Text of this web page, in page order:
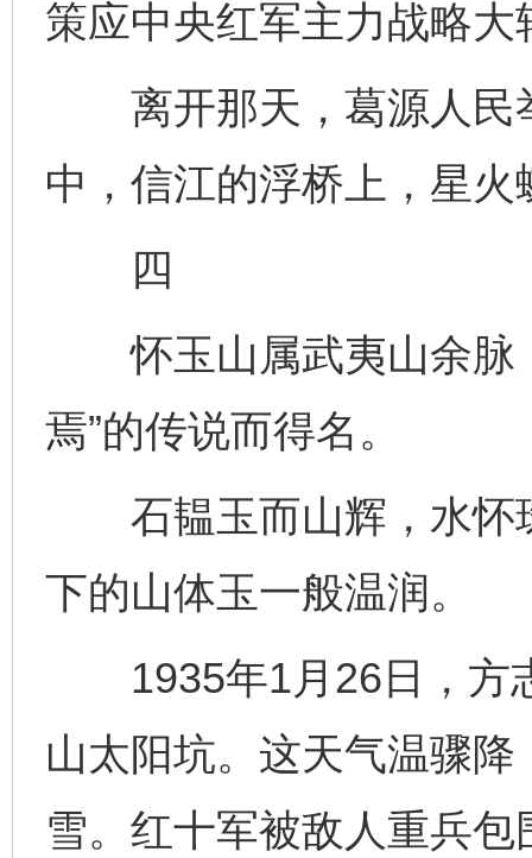
策应中央红军主力战略大
离开那天，葛源人民
中，信江的浮桥上，星火
四
怀玉山属武夷山余脉
焉”的传说而得名。
石韫玉而山辉，水怀
下的山体玉一般温润。
1935年1月26日，方
山太阳坑。这天气温骤
雪。红十军被敌人重兵